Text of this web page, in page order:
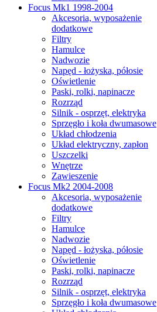
Focus Mk1 1998-2004
Akcesoria, wyposażenie
dodatkowe
Filtry
Hamulce
Nadwozie
Napęd - łożyska, półosie
Oświetlenie
Paski, rolki, napinacze
Rozrząd
Silnik - osprzęt, elektryka
Sprzęgło i koła dwumasowe
Układ chłodzenia
Układ elektryczny, zapłon
Uszczelki
Wnętrze
Zawieszenie
Focus Mk2 2004-2008
Akcesoria, wyposażenie
dodatkowe
Filtry
Hamulce
Nadwozie
Napęd - łożyska, półosie
Oświetlenie
Paski, rolki, napinacze
Rozrząd
Silnik - osprzęt, elektryka
Sprzęgło i koła dwumasowe